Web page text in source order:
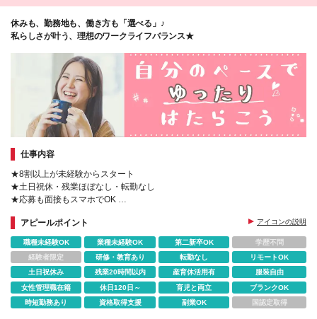
休みも、勤務地も、働き方も「選べる」♪
私らしさが叶う、理想のワークライフバランス★
仕事内容
★8割以上が未経験からスタート
★土日祝休・残業ほぼなし・転勤なし
★応募も面接もスマホでOK
★Web面接1回・最短1週間で合否
★基礎から学べる無料の研修制度
アピールポイント アイコンの説明
職種未経験OK 業種未経験OK 第二新卒OK
学歴不問
経験者限定
研修・教育あり 転勤なし
リモートOK
土日祝休み
残業20時間以内 産育休活用有
服装自由
女性管理職在籍
休日120日～ 育児と両立
ブランクOK
時短勤務あり
資格取得支援 副業OK 国認定取得